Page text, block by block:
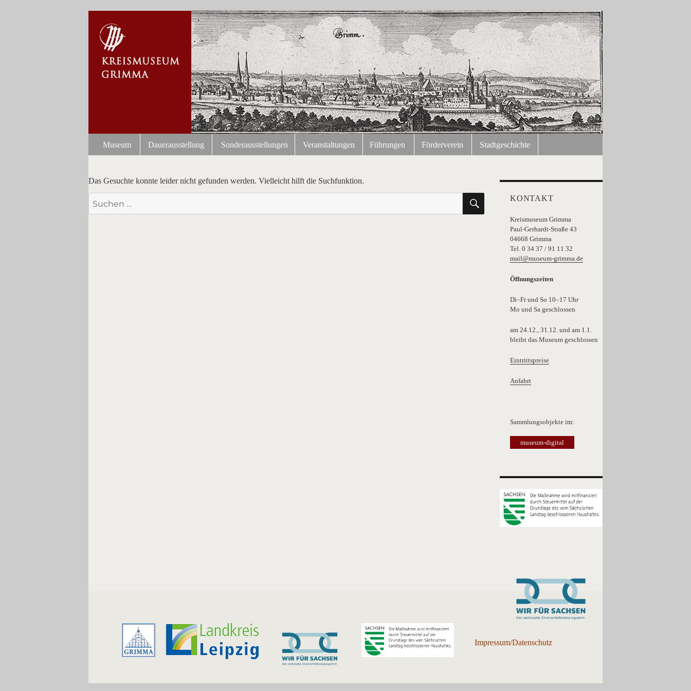
Museum Dauerausstellung Sonderausstellungen Veranstaltungen Führungen Förderverein Stadtgeschichte
Das Gesuchte konnte leider nicht gefunden werden. Vielleicht hilft die Suchfunktion.
Suchen
nach:
SUCHENKONTAKT
Kreismuseum Grimma
Paul-Gerhardt-Straße 43
04668 Grimma
Tel. 0 34 37 / 91 11 32
mail@museum-grimma.de
Öffnungszeiten
Di–Fr und So 10–17 Uhr
Mo und Sa geschlossen
am 24.12., 31.12. und am 1.1.
bleibt das Museum geschlossen
Eintrittspreise
Anfahrt
Sammlungsobjekte im:
museum-digital
Impressum/Datenschutz